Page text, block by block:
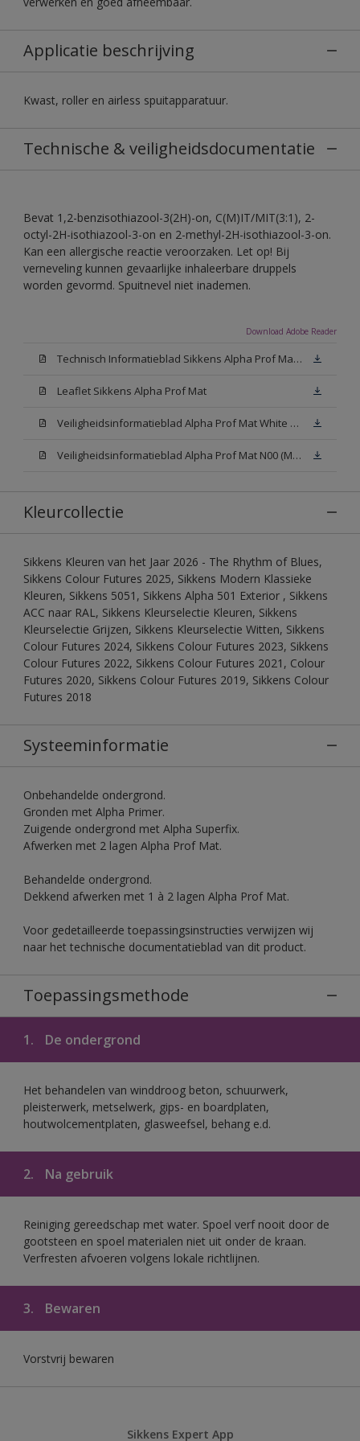
Applicatie beschrijving
Kwast, roller en airless spuitapparatuur.
Technische & veiligheidsdocumentatie
Bevat 1,2-benzisothiazool-3(2H)-on, C(M)IT/MIT(3:1), 2-
octyl-2H-isothiazool-3-on en 2-methyl-2H-isothiazool-3-on.
Kan een allergische reactie veroorzaken. Let op! Bij
verneveling kunnen gevaarlijke inhaleerbare druppels
worden gevormd. Spuitnevel niet inademen.
Download Adobe Reader
Technisch Informatieblad Sikkens Alpha Prof Mat(PDF)
Leaflet Sikkens Alpha Prof Mat
Veiligheidsinformatieblad Alpha Prof Mat White W05 (MSDS)
Veiligheidsinformatieblad Alpha Prof Mat N00 (MSDS)
Kleurcollectie
Sikkens Kleuren van het Jaar 2026 - The Rhythm of Blues,
Sikkens Colour Futures 2025, Sikkens Modern Klassieke
Kleuren, Sikkens 5051, Sikkens Alpha 501 Exterior , Sikkens
ACC naar RAL, Sikkens Kleurselectie Kleuren, Sikkens
Kleurselectie Grijzen, Sikkens Kleurselectie Witten, Sikkens
Colour Futures 2024, Sikkens Colour Futures 2023, Sikkens
Colour Futures 2022, Sikkens Colour Futures 2021, Colour
Futures 2020, Sikkens Colour Futures 2019, Sikkens Colour
Futures 2018
Systeeminformatie
Onbehandelde ondergrond.
Gronden met Alpha Primer.
Zuigende ondergrond met Alpha Superfix.
Afwerken met 2 lagen Alpha Prof Mat.
Behandelde ondergrond.
Dekkend afwerken met 1 à 2 lagen Alpha Prof Mat.
Voor gedetailleerde toepassingsinstructies verwijzen wij
naar het technische documentatieblad van dit product.
Toepassingsmethode
1. De ondergrond
Het behandelen van winddroog beton, schuurwerk,
pleisterwerk, metselwerk, gips- en boardplaten,
houtwolcementplaten, glasweefsel, behang e.d.
2. Na gebruik
Reiniging gereedschap met water. Spoel verf nooit door de
gootsteen en spoel materialen niet uit onder de kraan.
Verfresten afvoeren volgens lokale richtlijnen.
3. Bewaren
Vorstvrij bewaren
Sikkens Expert App